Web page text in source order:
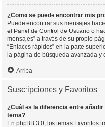
¿Como se puede encontrar mis
Puede encontrar sus mensajes
el Panel de Control de Usuario o
mensajes” a través de su propio
“Enlaces rápidos” en la parte
la página de búsqueda avanzada
Arriba
Suscripciones y Favoritos
¿Cuál es la diferencia entre
tema?
En phpBB 3.0, los temas Favoritos